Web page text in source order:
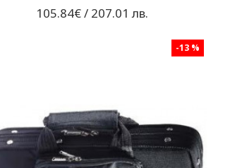
105.84€ / 207.01 лв.
-13 %